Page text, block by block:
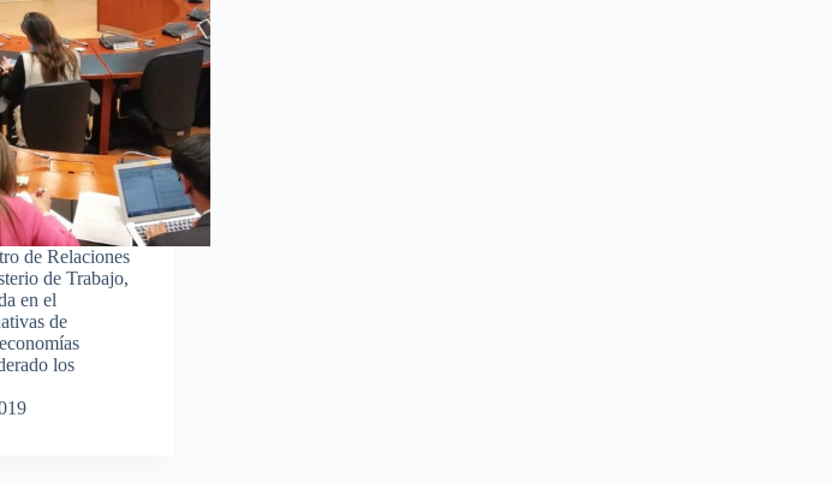
de Relaciones
de Trabajo,
en el
de
los